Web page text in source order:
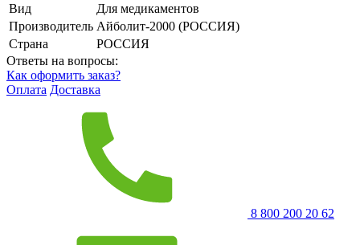
Вид
Для медикаментов
Производитель Айболит-2000 (РОССИЯ)
Страна
РОССИЯ
Ответы на вопросы:
Как оформить заказ?
Оплата Доставка
8 800 200 20 62